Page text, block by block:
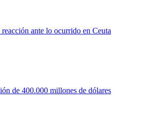
ante lo ocurrido en Ceuta
de 400.000 millones de dólares